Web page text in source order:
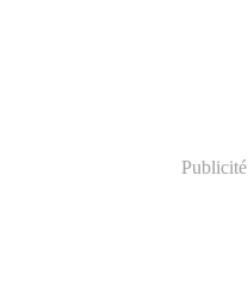
Publicité